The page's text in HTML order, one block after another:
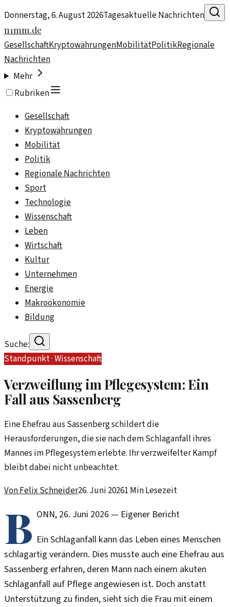
Donnerstag, 6. August 2026Tagesaktuelle Nachrichten
n1mm.de
GesellschaftKryptowährungenMobilitätPolitikRegionale
Nachrichten
Mehr
Rubriken
Gesellschaft
Kryptowährungen
Mobilität
Politik
Regionale Nachrichten
Sport
Technologie
Wissenschaft
Leben
Wirtschaft
Kultur
Unternehmen
Energie
Makroökonomie
Bildung
Suche:
Standpunkt ·Wissenschaft
Verzweiflung im Pflegesystem: Ein
Fall aus Sassenberg
Eine Ehefrau aus Sassenberg schildert die
Herausforderungen, die sie nach dem Schlaganfall ihres
Mannes im Pflegesystem erlebte. Ihr verzweifelter Kampf
bleibt dabei nicht unbeachtet.
VonFelix Schneider26. Juni 20261 Min Lesezeit
B ONN, 26. Juni 2026— Eigener Bericht
Ein Schlaganfall kann das Leben eines Menschen
schlagartig verändern. Dies musste auch eine Ehefrau aus
Sassenberg erfahren, deren Mann nach einem akuten
Schlaganfall auf Pflege angewiesen ist. Doch anstatt
Unterstützung zu finden, sieht sich die Frau mit einem